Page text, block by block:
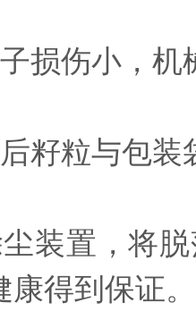
伤小，机
粒与包装
置，将脱
得到保证。